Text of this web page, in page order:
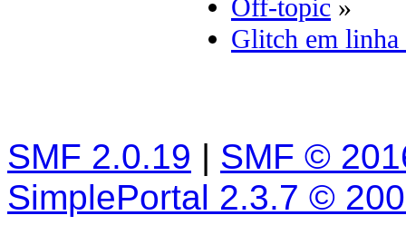
Off-topic »
Glitch em
SMF 2.0.19 | SMF ©
SimplePortal 2.3.7 ©